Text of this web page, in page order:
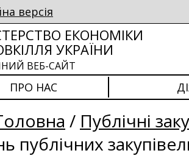
версія
ЕКОНОМІКИ
УКРАЇНИ
ВЕБ-САЙТ
ПРО НАС
/ Публічні
публічних